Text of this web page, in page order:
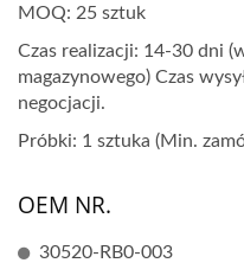
MOQ: 25 sztuk
Czas realizacji: 14-30 dni
magazynowego) Czas
negocjacji.
Próbki: 1 sztuka (Min.
OEM NR.
30520-RB0-003